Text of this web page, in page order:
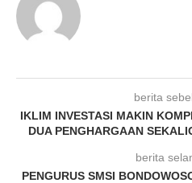
berita
IKLIM INVESTASI MAKIN
DUA PENGHARGAAN
berita
PENGURUS SMSI